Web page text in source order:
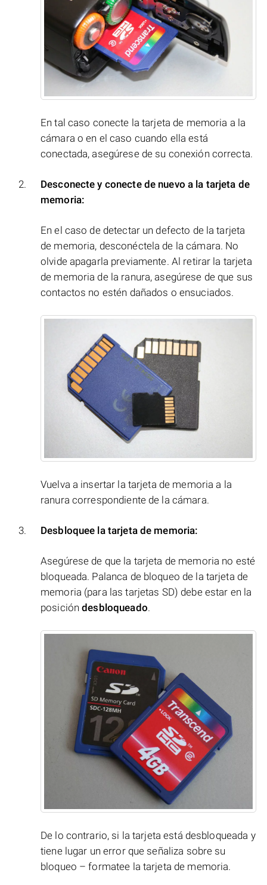
En tal caso conecte la tarjeta de memoria a la
cámara o en el caso cuando ella está
conectada, asegúrese de su conexión correcta.
Desconecte y conecte de nuevo a la tarjeta de
memoria:
En el caso de detectar un defecto de la tarjeta
de memoria, desconéctela de la cámara. No
olvide apagarla previamente. Al retirar la tarjeta
de memoria de la ranura, asegúrese de que sus
contactos no estén dañados o ensuciados.
Vuelva a insertar la tarjeta de memoria a la
ranura correspondiente de la cámara.
Desbloquee la tarjeta de memoria:
Asegúrese de que la tarjeta de memoria no esté
bloqueada. Palanca de bloqueo de la tarjeta de
memoria (para las tarjetas SD) debe estar en la
posicióndesbloqueado.
De lo contrario, si la tarjeta está desbloqueada y
tiene lugar un error que señaliza sobre su
bloqueo – formatee la tarjeta de memoria.